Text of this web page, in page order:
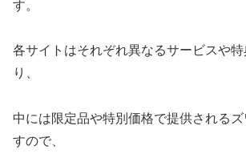
す。
各サイトはそれぞれ異なるサービスや
り、
中には限定品や特別価格で提供される
すので、